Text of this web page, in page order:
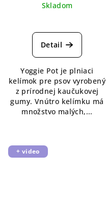
Skladom
Detail
Yoggie Pot je plniaci
kelímok pre psov vyrobený
z prírodnej kaučukovej
gumy. Vnútro kelímku má
množstvo malých,...
+ video